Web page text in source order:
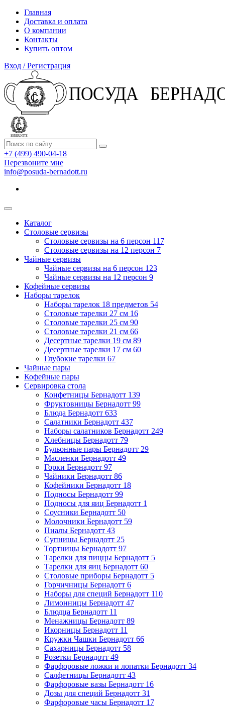
Главная
Доставка и оплата
О компании
Контакты
Купить оптом
Вход / Регистрация
+7 (499) 490-04-18
Перезвоните мне
info@posuda-bernadott.ru
Каталог
Столовые сервизы
Столовые сервизы на 6 персон 117
Столовые сервизы на 12 персон 7
Чайные сервизы
Чайные сервизы на 6 персон 123
Чайные сервизы на 12 персон 9
Кофейные сервизы
Наборы тарелок
Наборы тарелок 18 предметов 54
Столовые тарелки 27 см 16
Столовые тарелки 25 см 90
Столовые тарелки 21 см 66
Десертные тарелки 19 см 89
Десертные тарелки 17 см 60
Глубокие тарелки 67
Чайные пары
Кофейные пары
Сервировка стола
Конфетницы Бернадотт 139
Фруктовницы Бернадотт 99
Блюда Бернадотт 633
Салатники Бернадотт 437
Наборы салатников Бернадотт 249
Хлебницы Бернадотт 79
Бульонные пары Бернадотт 29
Масленки Бернадотт 49
Горки Бернадотт 97
Чайники Бернадотт 86
Кофейники Бернадотт 18
Подносы Бернадотт 99
Подносы для яиц Бернадотт 1
Соусники Бернадотт 50
Молочники Бернадотт 59
Пиалы Бернадотт 43
Супницы Бернадотт 25
Тортницы Бернадотт 97
Тарелки для пиццы Бернадотт 5
Тарелки для яиц Бернадотт 60
Столовые приборы Бернадотт 5
Горчичницы Бернадотт 6
Наборы для специй Бернадотт 110
Лимонницы Бернадотт 47
Блюдца Бернадотт 11
Менажницы Бернадотт 89
Икорницы Бернадотт 11
Кружки Чашки Бернадотт 66
Сахарницы Бернадотт 58
Розетки Бернадотт 49
Фарфоровые ложки и лопатки Бернадотт 34
Салфетницы Бернадотт 43
Фарфоровые вазы Бернадотт 16
Дозы для специй Бернадотт 31
Фарфоровые часы Бернадотт 17